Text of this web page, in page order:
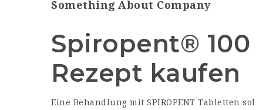
Something About Company
Spiropent®
Rezept kaufen
Eine Behandlung mit SPIROPENT Tabletten